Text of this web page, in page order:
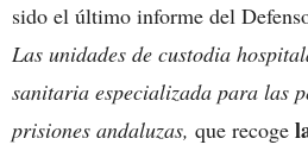
sido el último informe del
Las unidades de custodia
sanitaria especializada para las
prisiones andaluzas, que recoge